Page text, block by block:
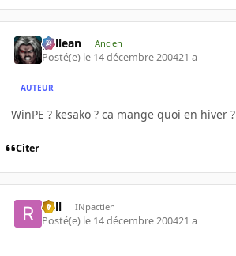
gallean Ancien
Posté(e) le 14 décembre 200421 a
AUTEUR
WinPE ? kesako ? ca mange quoi en hiver ?
Citer
Rell INpactien
Posté(e) le 14 décembre 200421 a